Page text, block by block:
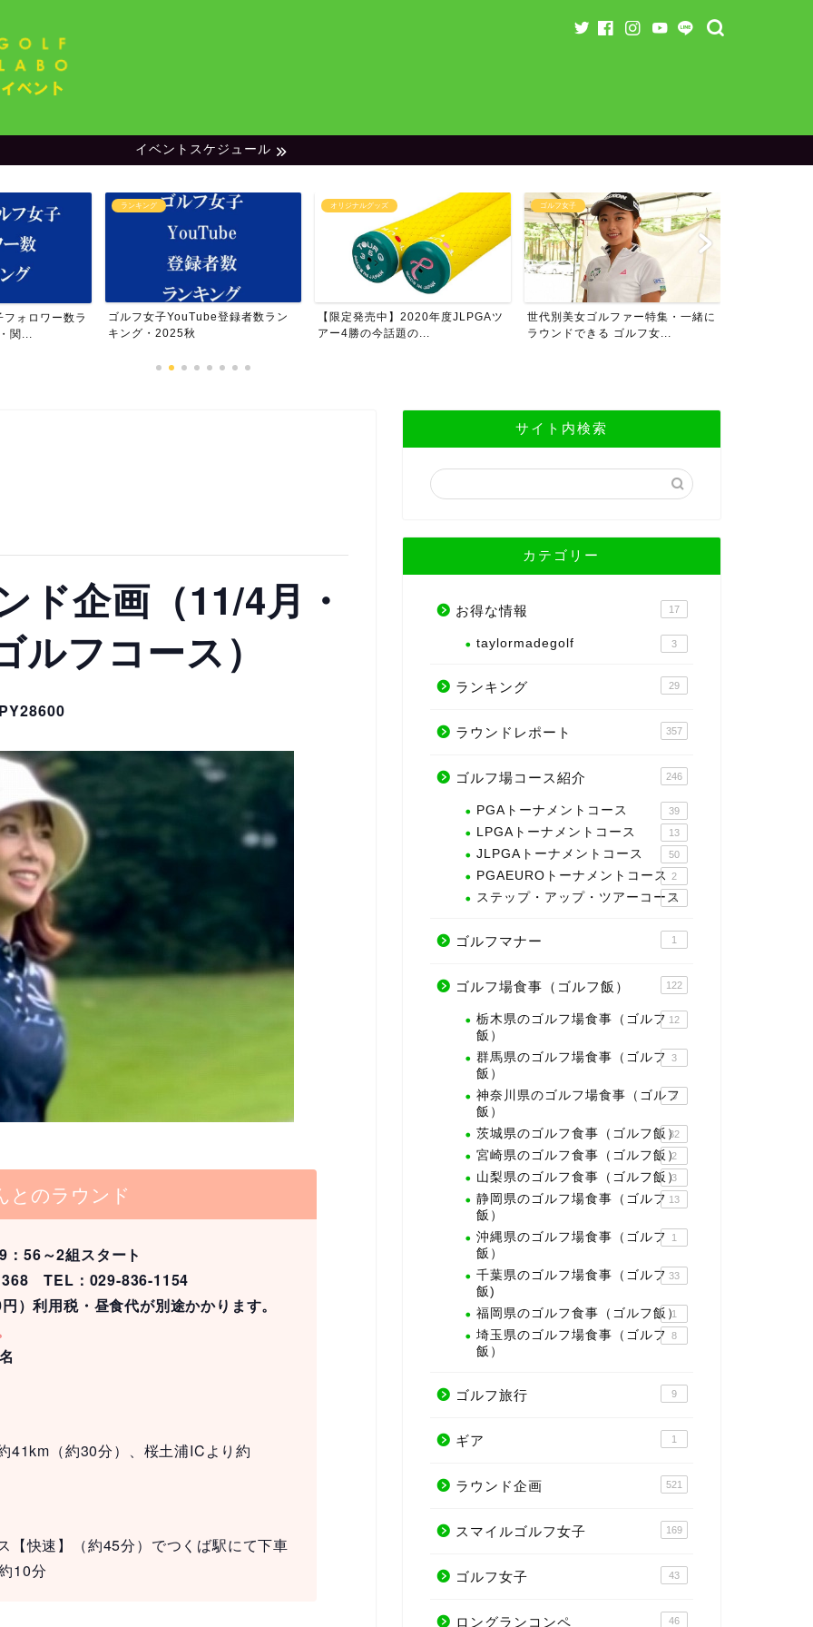
イベントスケジュール
ォロワー数ラ
関...
ランキング
ゴルフ女子YouTube登録者数ラン
キング・2025秋
オリジナルグッズ
【限定発売中】2020年度JLPGAツ
アー4勝の今話題の...
ゴルフ女子
世代別美女ゴルファー特集・一緒に
ラウンドできる ゴルフ女...
ド企画（11/4月・
フコース）
とのラウンド
56～2組スタート
368 TEL：029-836-1154
）利用税・昼食代が別途かかります。
41km（約30分）、桜土浦ICより約
【快速】（約45分）でつくば駅にて下車
10分
サイト内検索
カテゴリー
お得な情報 17
taylormadegolf 3
ランキング 29
ラウンドレポート 357
ゴルフ場コース紹介 246
PGAトーナメントコース 39
LPGAトーナメントコース 13
JLPGAトーナメントコース 50
PGAEUROトーナメントコース 2
ステップ・アップ・ツアーコース
3
ゴルフマナー 1
ゴルフ場食事（ゴルフ飯） 122
栃木県のゴルフ場食事（ゴルフ
飯）
12
群馬県のゴルフ場食事（ゴルフ
飯）
3
神奈川県のゴルフ場食事（ゴルフ
飯）
3
茨城県のゴルフ食事（ゴルフ飯）
32
宮崎県のゴルフ食事（ゴルフ飯）
2
山梨県のゴルフ食事（ゴルフ飯）
3
静岡県のゴルフ場食事（ゴルフ
飯）
13
沖縄県のゴルフ場食事（ゴルフ
飯）
1
千葉県のゴルフ場食事（ゴルフ
飯)
33
福岡県のゴルフ食事（ゴルフ飯）1
埼玉県のゴルフ場食事（ゴルフ
飯）
8
ゴルフ旅行 9
ギア 1
ラウンド企画 521
スマイルゴルフ女子 169
ゴルフ女子 43
ロングランコンペ 46